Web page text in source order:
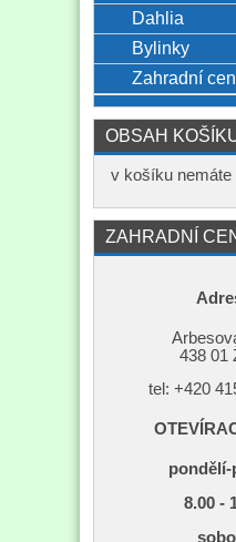
Dahlia
Bylinky
Zahradní
OBSAH
v košíku nemáte
ZAHRADNÍ
438 01
tel: +420
pondělí-
8.00 -
s